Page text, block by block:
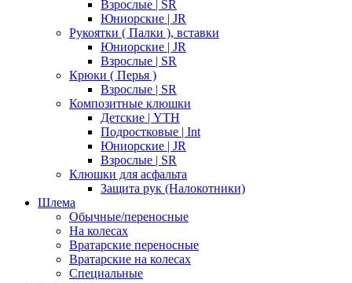
Взрослые | SR
Юниорские | JR
Рукоятки ( Палки ), вставки
Юниорские | JR
Взрослые | SR
Крюки ( Перья )
Взрослые | SR
Композитные клюшки
Детские | YTH
Подростковые | Int
Юниорские | JR
Взрослые | SR
Клюшки для асфальта
Защита рук (Налокотники)
Шлема
Обычные/переносные
На колесах
Вратарские переносные
Вратарские на колесах
Специальные